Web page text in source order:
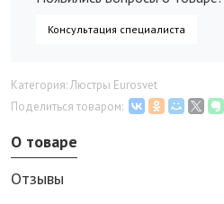
Консультация специалиста
Категория: Люстры Eurosvet
Поделиться товаром:
О товаре
Отзывы